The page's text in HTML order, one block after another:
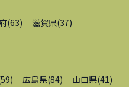
(63) 滋賀県(37)
59) 広島県(84) 山口県(41 )